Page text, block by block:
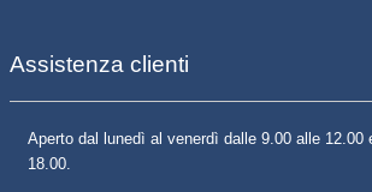
Assistenza clienti
Aperto dal lunedì al venerdì dalle 9.00 alle 12.00
18.00.